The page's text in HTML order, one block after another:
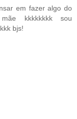
em fazer algo do
kkkkkkkk sou
bjs!